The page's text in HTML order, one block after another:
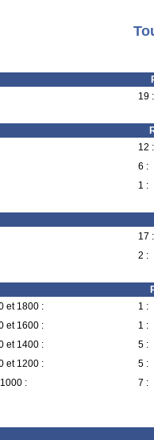
19 :
12 :
6 :
1 :
17 :
2 :
et 1800 :
1 :
et 1600 :
1 :
et 1400 :
5 :
et 1200 :
5 :
:
7 :